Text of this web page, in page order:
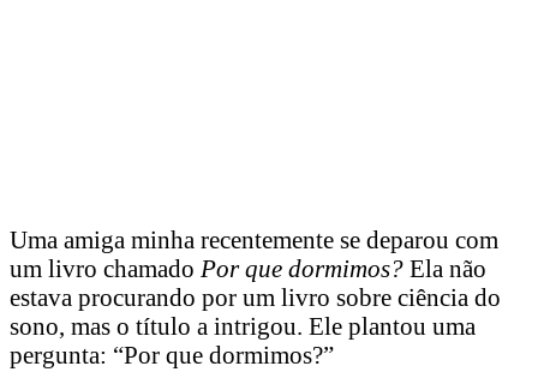
Uma amiga minha recentemente se deparou com
um livro chamado Por que dormimos? Ela não
estava procurando por um livro sobre ciência do
sono, mas o título a intrigou. Ele plantou uma
pergunta: “Por que dormimos?”